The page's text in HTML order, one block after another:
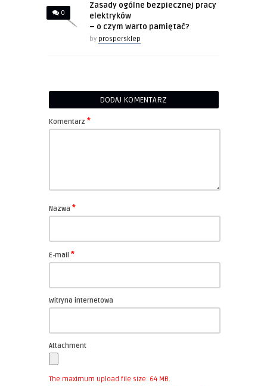
0
Zasady ogólne bezpiecznej pracy
elektryków
– o czym warto pamiętać?
by prospersklep
DODAJ KOMENTARZ
Komentarz *
Nazwa *
E-mail *
Witryna internetowa
Attachment
The maximum upload file size: 64 MB.